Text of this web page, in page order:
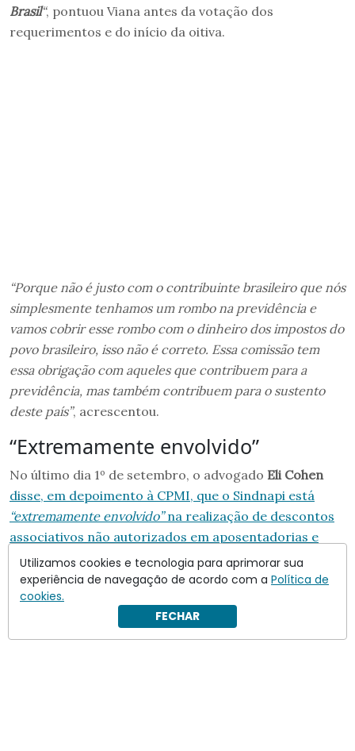
Brasil“, pontuou Viana antes da votação dos
requerimentos e do início da oitiva.
“Porque não é justo com o contribuinte brasileiro que nós
simplesmente tenhamos um rombo na previdência e
vamos cobrir esse rombo com o dinheiro dos impostos do
povo brasileiro, isso não é correto. Essa comissão tem
essa obrigação com aqueles que contribuem para a
previdência, mas também contribuem para o sustento
deste país”, acrescentou.
“Extremamente envolvido”
No último dia 1º de setembro, o advogado Eli Cohen
disse, em depoimento à CPMI, que o Sindnapi está
“extremamente envolvido”na realização de descontos
associativos não autorizados em aposentadorias e
pensões.
Utilizamos cookies e tecnologia para aprimorar sua
experiência de navegação de acordo com a Política de
cookies.
FECHAR